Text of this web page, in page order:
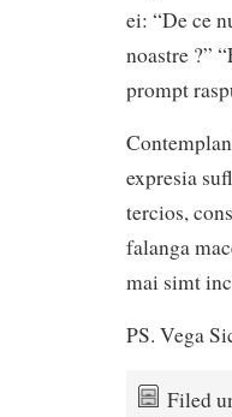
ei: “De ce
noastre ?”
prompt
expresia
tercios,
falanga
mai simt
PS. Vega
Filed